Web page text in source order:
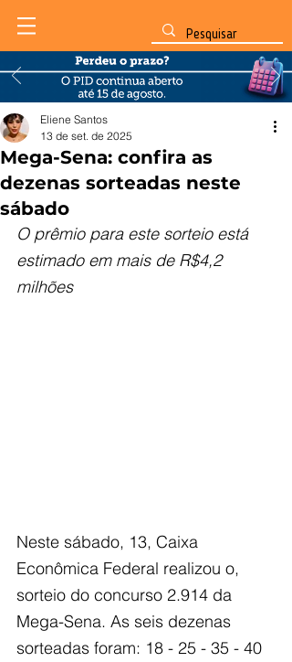
Mega-Sena: confira as
dezenas sorteadas neste
sábado
Eliene Santos
13 de set. de 2025
O prêmio para este sorteio está
estimado em mais de R$4,2
milhões
Neste sábado, 13, Caixa
Econômica Federal realizou o,
sorteio do concurso 2.914 da
Mega-Sena. As seis dezenas
sorteadas foram: 18 - 25 - 35 - 40